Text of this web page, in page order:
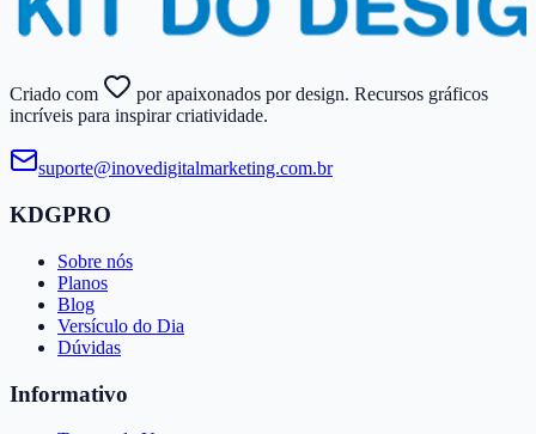
Criado com
por apaixonados por design. Recursos gráficos
incríveis para inspirar criatividade.
suporte@​inovedigitalmarketing.​com.​br
KDGPRO
Sobre nós
Planos
Blog
Versículo do Dia
Dúvidas
Informativo